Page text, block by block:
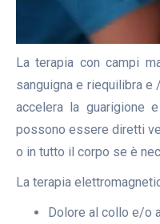
La terapia con campi
sanguigna e riequilibra
accelera la guarigione
possono essere diretti
o in tutto il corpo se è
La terapia
Dolore al collo e/o